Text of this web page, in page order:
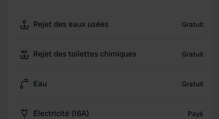
Rejet des eaux usées Gratuit
Rejet des toilettes chimiques Gratuit
Eau Gratuit
Électricité (16A) Payé